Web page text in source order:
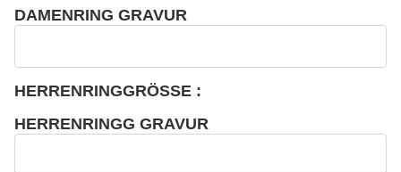
DAMENRING GRAVUR
HERRENRINGGRÖSSE :
HERRENRINGG GRAVUR